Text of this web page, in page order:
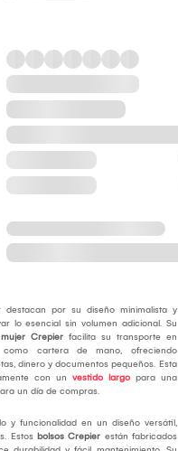
por su diseño minimalista y
lo esencial sin volumen adicional. Su
Crepierfacilita su transporte en
cartera de mano, ofreciendo
dinero y documentos pequeños. Esta
con un vestido largopara una
un día de compras.
y funcionalidad en un diseño versátil,
Estos bolsos Crepier están fabricados